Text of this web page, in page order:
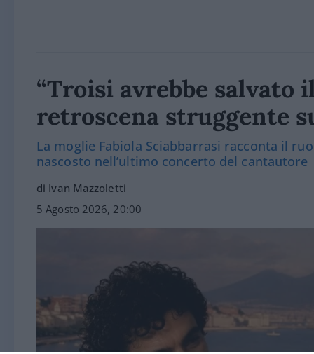
“Troisi avrebbe salvato
retroscena struggente
La moglie Fabiola Sciabbarrasi racconta il
nascosto nell’ultimo concerto del cantautore
di Ivan Mazzoletti
5 Agosto 2026, 20:00